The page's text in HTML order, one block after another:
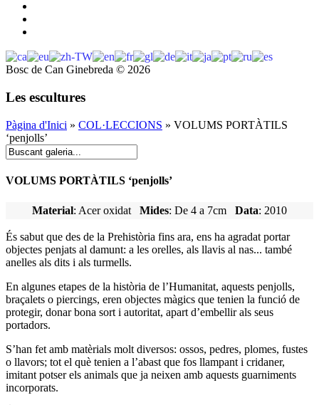
Bosc de Can Ginebreda © 2026
Les escultures
Pàgina d'Inici » COL·LECCIONS » VOLUMS PORTÀTILS
‘penjolls’
VOLUMS PORTÀTILS ‘penjolls’
Material: Acer oxidat Mides: De 4 a 7cm Data: 2010
És sabut que des de la Prehistòria fins ara, ens ha agradat portar
objectes penjats al damunt: a les orelles, als llavis al nas... també
anelles als dits i als turmells.
En algunes etapes de la història de l’Humanitat, aquests penjolls,
braçalets o piercings, eren objectes màgics que tenien la funció de
protegir, donar bona sort i autoritat, apart d’embellir als seus
portadors.
S’han fet amb matèrials molt diversos: ossos, pedres, plomes, fustes
o llavors; tot el què tenien a l’abast que fos llampant i cridaner,
imitant potser els animals que ja neixen amb aquests guarniments
incorporats.